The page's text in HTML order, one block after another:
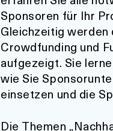
Sponsoren für Ihr
Gleichzeitig werden
Crowdfunding und
aufgezeigt. Sie
wie Sie
einsetzen und die
Die Themen